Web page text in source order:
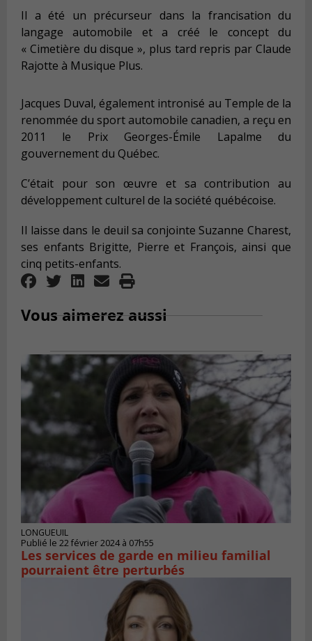
Il a été un précurseur dans la francisation du
langage automobile et a créé le concept du
« Cimetière du disque », plus tard repris par Claude
Rajotte à Musique Plus.
Jacques Duval, également intronisé au Temple de la
renommée du sport automobile canadien, a reçu en
2011 le Prix Georges-Émile Lapalme du
gouvernement du Québec.
C’était pour son œuvre et sa contribution au
développement culturel de la société québécoise.
Il laisse dans le deuil sa conjointe Suzanne Charest,
ses enfants Brigitte, Pierre et François, ainsi que
cinq petits-enfants.
Vous aimerez aussi
LONGUEUIL
Publié le 22 février 2024 à 07h55
Les services de garde en milieu familial
pourraient être perturbés